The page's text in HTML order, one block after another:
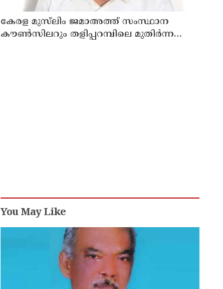
കേരള മുസ്‌ലിം ജമാഅത്ത് സംസ്ഥാന
കൗൺസിലറും തളിപ്പറമ്പിലെ മുതിർന്ന
You May Like